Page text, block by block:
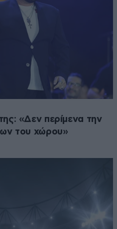
«Δεν περίμενα την
του χώρου»